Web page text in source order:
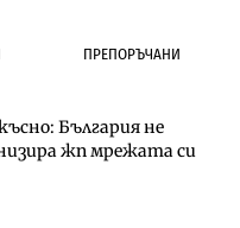
ПРЕПОРЪЧАНИ
България не
жп мрежата си
избра изпълнител за
на трамвайното
над 150 устройства с
август